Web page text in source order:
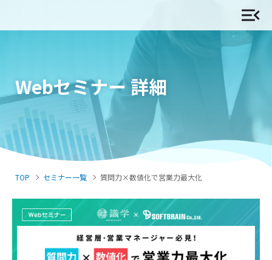
Webセミナー 詳細
TOP セミナー一覧 質問力×数値化で営業力最大化